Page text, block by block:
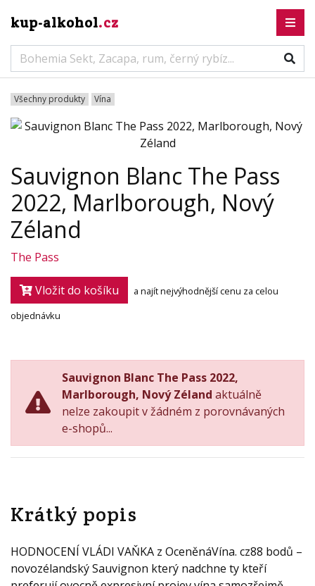
kup-alkohol.cz
Všechny produkty Vína
Sauvignon Blanc The Pass
2022, Marlborough, Nový
Zéland
The Pass
Vložit do košíku
a najít nejvýhodnější cenu za celou
objednávku
Sauvignon Blanc The Pass 2022,
Marlborough, Nový Zéland aktuálně
nelze zakoupit v žádném z porovnávaných
e-shopů...
Krátký popis
HODNOCENÍ VLÁDI VAŇKA z OceněnáVína. cz88 bodů –
novozélandský Sauvignon který nadchne ty kteří